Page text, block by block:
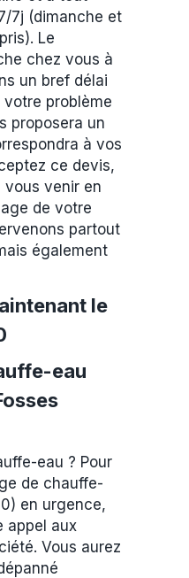
7j (dimanche et
Le
chez vous à
un bref délai
problème
proposera un
à vos
ce devis,
vous venir en
de votre
partout
également
le
eau
eau ? Pour
de chauffe-
en urgence,
appel aux
Vous aurez